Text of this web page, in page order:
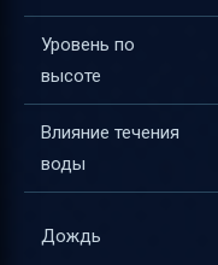
Уровень по
высоте
Влияние течения
воды
Дождь